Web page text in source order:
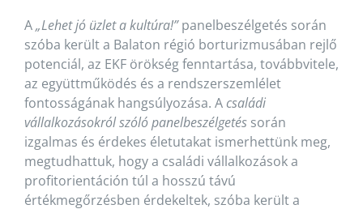
A„Lehet jó üzlet a kultúra!”panelbeszélgetés során
szóba került a Balaton régió borturizmusában rejlő
potenciál, az EKF örökség fenntartása, továbbvitele,
az együttműködés és a rendszerszemlélet
fontosságának hangsúlyozása. Acsaládi
vállalkozásokról szóló panelbeszélgetéssorán
izgalmas és érdekes életutakat ismerhettünk meg,
megtudhattuk, hogy a családi vállalkozások a
profitorientáción túl a hosszú távú
értékmegőrzésben érdekeltek, szóba került a